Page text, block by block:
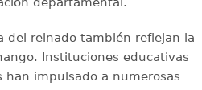
del reinado también reflejan la
Instituciones educativas
han impulsado a numerosas